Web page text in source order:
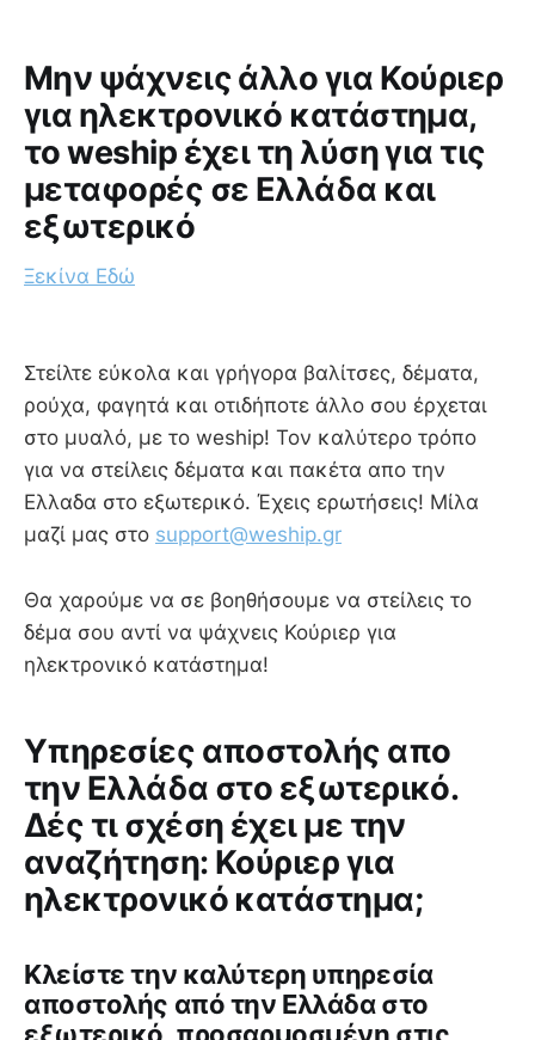
Μην ψάχνεις άλλο για Κούριερ
για ηλεκτρονικό κατάστημα,
το weship έχει τη λύση για τις
μεταφορές σε Ελλάδα και
εξωτερικό
Ξεκίνα Εδώ
Στείλτε εύκολα και γρήγορα βαλίτσες, δέματα,
ρούχα, φαγητά και οτιδήποτε άλλο σου έρχεται
στο μυαλό, με το weship! Τον καλύτερο τρόπο
για να στείλεις δέματα και πακέτα απο την
Ελλαδα στο εξωτερικό. Έχεις ερωτήσεις! Μίλα
μαζί μας στο support@weship.gr
Θα χαρούμε να σε βοηθήσουμε να στείλεις το
δέμα σου αντί να ψάχνεις Κούριερ για
ηλεκτρονικό κατάστημα!
Υπηρεσίες αποστολής απο
την Ελλάδα στο εξωτερικό.
Δές τι σχέση έχει με την
αναζήτηση: Κούριερ για
ηλεκτρονικό κατάστημα;
Κλείστε την καλύτερη υπηρεσία
αποστολής από την Ελλάδα στο